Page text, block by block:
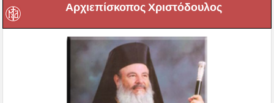
Αρχιεπίσκοπος Χριστόδουλος